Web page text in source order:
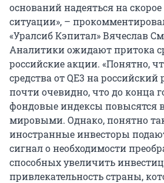
оснований надеяться на
ситуации», –
«Уралсиб Кэпитал» Вячеслав
Аналитики ожидают притока
российские акции. «Понятно,
средства от QE3 на
почти очевидно, что до конца
фондовые индексы повысятся
мировыми. Однако, понятно
иностранные инвесторы
сигнал о необходимости
способных увеличить
привлекательность страны,